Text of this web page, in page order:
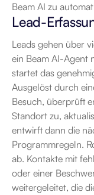
Beam AI zu
Lead-
Leads gehen über
ein Beam AI-Agent
startet das
Ausgelöst durch
Besuch, überprüft
Standort zu,
entwirft dann die
Programmregeln.
ab. Kontakte mit
oder einer
weitergeleitet, die